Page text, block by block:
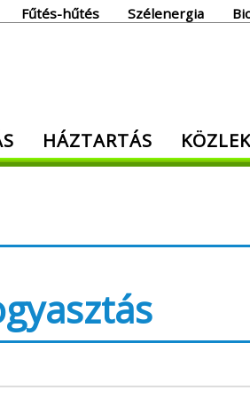
Fűtés-hűtés Szélenergia
HÁZTARTÁS